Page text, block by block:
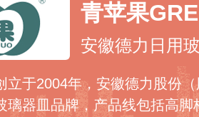
青苹果
安徽德力日用
立于2004年，安徽德力股份
璃器皿品牌，产品线包括高